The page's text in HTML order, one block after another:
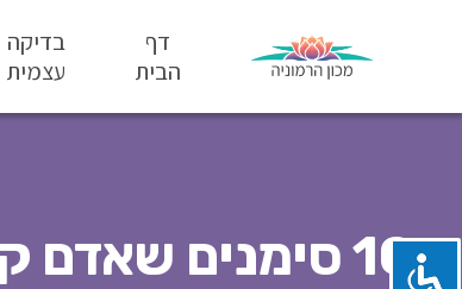
דף
הבית
בדיקה
עצמית
10 סימנים שאדם